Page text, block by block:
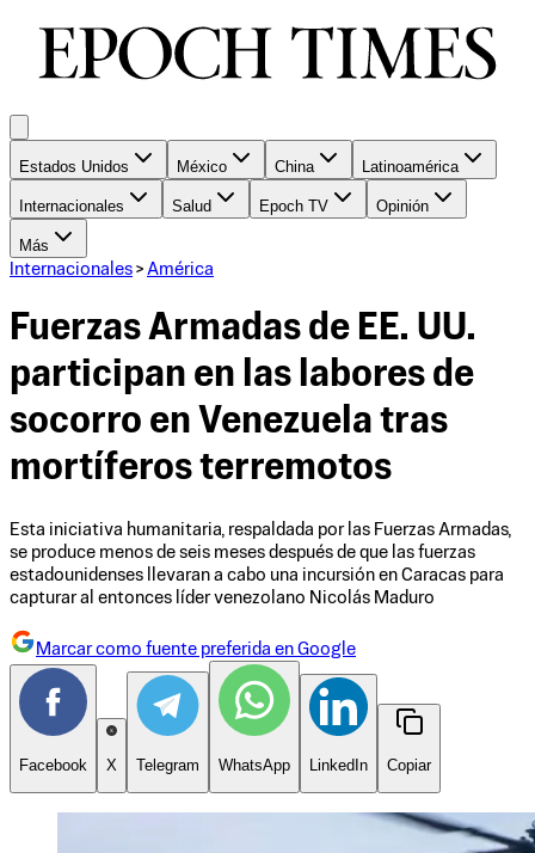
Estados Unidos México China Latinoamérica
Internacionales Salud Epoch TV Opinión
Más
Internacionales > América
Fuerzas Armadas de EE. UU.
participan en las labores de
socorro en Venezuela tras
mortíferos terremotos
Esta iniciativa humanitaria, respaldada por las Fuerzas Armadas,
se produce menos de seis meses después de que las fuerzas
estadounidenses llevaran a cabo una incursión en Caracas para
capturar al entonces líder venezolano Nicolás Maduro
Marcar como fuente preferida en Google
Facebook X Telegram WhatsApp LinkedIn Copiar